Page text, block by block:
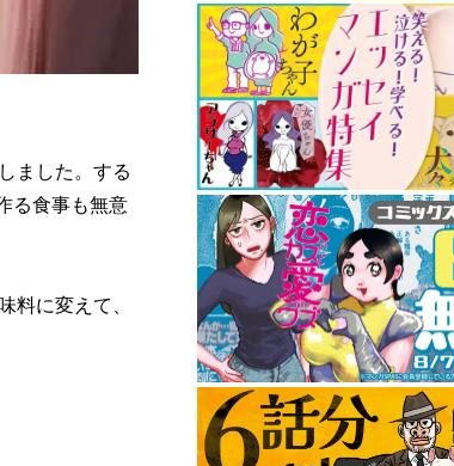
ました。する
る食事も無意
料に変えて、